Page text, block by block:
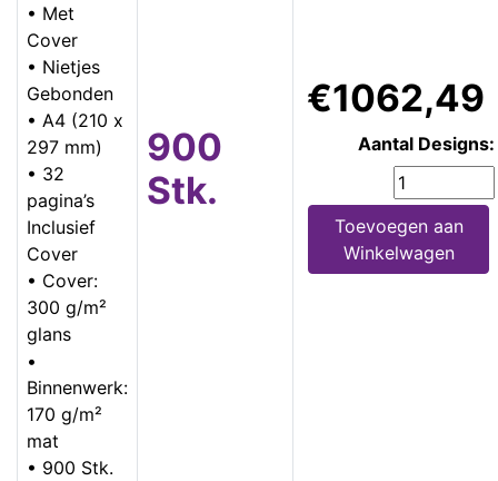
• Met
Cover
• Nietjes
Gebonden
• A4 (210 x
297 mm)
• 32
pagina’s
Inclusief
Cover
• Cover:
300 g/m²
glans
•
Binnenwerk:
170 g/m²
mat
• 900 Stk.
900
Stk.
€1062,49
Aantal Designs:
Toevoegen aan
Winkelwagen